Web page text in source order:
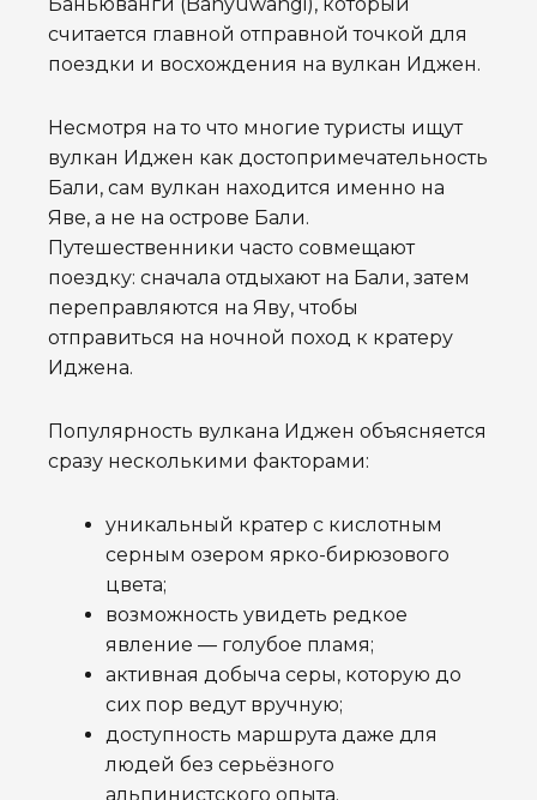
считается главной отправной точкой для
поездки и восхождения на вулкан Иджен.
Несмотря на то что многие туристы ищут
вулкан Иджен как достопримечательность
Бали, сам вулкан находится именно на
Яве, а не на острове Бали.
Путешественники часто совмещают
поездку: сначала отдыхают на Бали, затем
переправляются на Яву, чтобы
отправиться на ночной поход к кратеру
Иджена.
Популярность вулкана Иджен объясняется
сразу несколькими факторами:
уникальный кратер с кислотным
серным озером ярко-бирюзового
цвета;
возможность увидеть редкое
явление — голубое пламя;
активная добыча серы, которую до
сих пор ведут вручную;
доступность маршрута даже для
людей без серьёзного
альпинистского опыта.